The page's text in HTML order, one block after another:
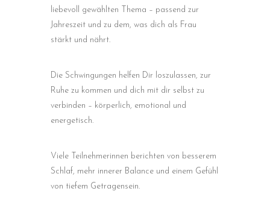
liebevoll gewählten Thema – passend zur
Jahreszeit und zu dem, was dich als Frau
stärkt und nährt.
Die Schwingungen helfen Dir loszulassen, zur
Ruhe zu kommen und dich mit dir selbst zu
verbinden – körperlich, emotional und
energetisch.
Viele Teilnehmerinnen berichten von besserem
Schlaf, mehr innerer Balance und einem Gefühl
von tiefem Getragensein.